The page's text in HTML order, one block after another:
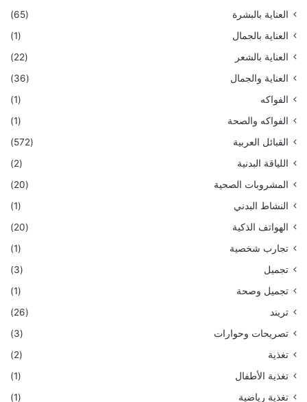
العناية بالبشرة
(65)
العناية بالجمال
(1)
العناية بالشعر
(22)
العناية والجمال
(36)
الفواكه
(1)
الفواكه والصحة
(1)
القبائل العربية
(572)
اللياقة البدنية
(2)
المشروبات الصحية
(20)
النشاط البدني
(1)
الهواتف الذكية
(20)
تجارب شخصية
(1)
تجميل
(3)
تجميل وصحة
(1)
تريند
(26)
تصريحات وحوارات
(3)
تغذية
(2)
تغذية الأطفال
(1)
تغذية رياضية
(1)